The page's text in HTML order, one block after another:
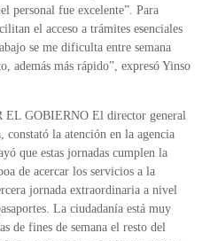
personal fue excelente”. Para
el acceso a trámites esenciales
se me dificulta entre semana
además más rápido”, expresó Yinso
GOBIERNO El director general
la atención en la agencia
que estas jornadas cumplen la
de acercar los servicios a la
jornada extraordinaria a nivel
La ciudadanía está muy
de fines de semana el resto del